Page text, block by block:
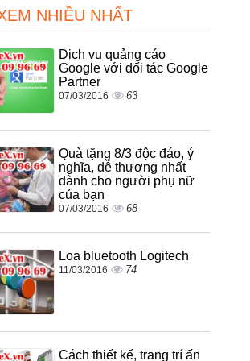
NHIỀU NHẤT
Dịch vụ quảng cáo
Google với đối tác Google
Partner
07/03/2016 63
Quà tặng 8/3 độc đáo, ý
nghĩa, dễ thương nhất
dành cho người phụ nữ
của bạn
07/03/2016 68
Loa bluetooth Logitech
11/03/2016 74
Cách thiết kế, trang trí ấn